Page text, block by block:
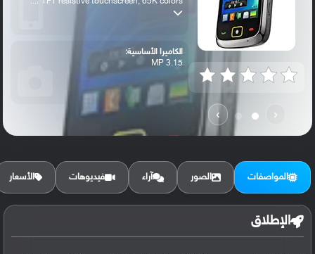
‹
›
الكاميرا الأساسية:
3.15 MP
المواصفات الصور آراء فيديوهات الأسعار
الإطلاق